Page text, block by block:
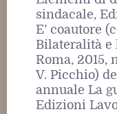
sindacale,
E’ coautore
Bilateralità e
Roma, 2015,
V. Picchio)
annuale La
Edizioni